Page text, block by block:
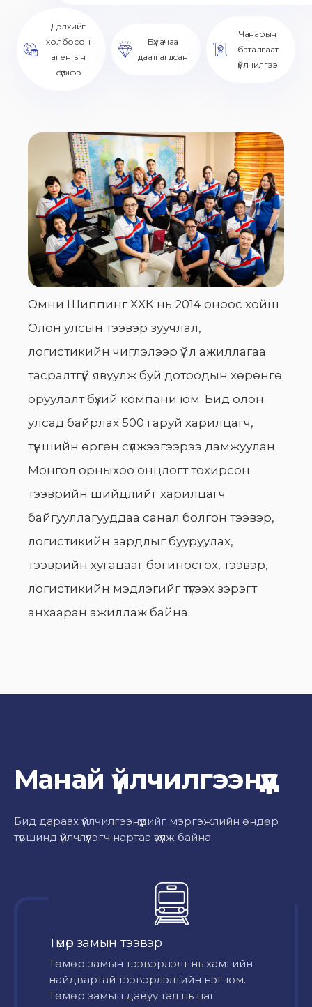
Дэлхийг
холбосон
агентын
сүлжээ
Бүх ачаа
даатгагдсан
Чанарын
баталгаат
үйлчилгээ
Омни Шиппинг ХХК нь 2014 оноос хойш
Олон улсын тээвэр зуучлал,
логистикийн чиглэлээр үйл ажиллагаа
тасралтгүй явуулж буй дотоодын хөрөнгө
оруулалт бүхий компани юм. Бид олон
улсад байрлах 500 гаруй харилцагч,
түншийн өргөн сүлжээгээрээ дамжуулан
Монгол орныхоо онцлогт тохирсон
тээврийн шийдлийг харилцагч
байгууллагууддаа санал болгон тээвэр,
логистикийн зардлыг бууруулах,
тээврийн хугацааг богиносгох, тээвэр,
логистикийн мэдлэгийг түгээх зэрэгт
анхааран ажиллаж байна.
Манай үйлчилгээнүүд
Бид дараах үйлчилгээнүүдийг мэргэжлийн өндөр
түвшинд үйлчлүүлэгч нартаа үзүүлж байна.
Төмөр замын тээвэр
Төмөр замын тээвэрлэлт нь хамгийн
найдвартай тээвэрлэлтийн нэг юм.
Төмөр замын давуу тал нь цаг